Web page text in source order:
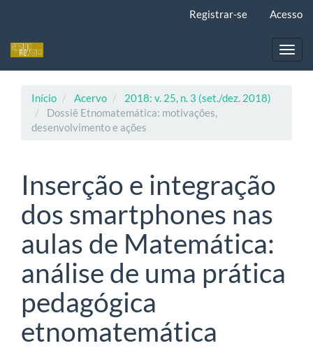
principal
Registrar-se Acesso
Início Acervo
2018: v. 25, n. 3 (set./dez. 2018)
Dossiê Etnomatemática: motivações,
desenvolvimento e ações
Inserção e integração
dos smartphones nas
aulas de Matemática:
análise de uma prática
pedagógica
etnomatemática